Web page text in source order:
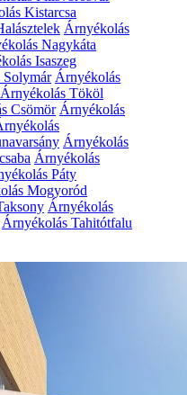
Kistarcsa
Árnyékolás
Nagykáta
Isaszeg
Árnyékolás
Árnyékolás Tököl
Csömör Árnyékolás
Árnyékolás
Árnyékolás
Páty
Mogyoród
Árnyékolás
Árnyékolás Tahitótfalu